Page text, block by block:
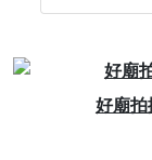
好廟
Previous